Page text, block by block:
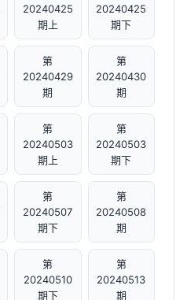
20240425
期上
20240425
期下
第
20240429
期
第
20240430
期
第
20240503
期上
第
20240503
期下
第
20240507
期下
第
20240508
期
第
20240510
期下
第
20240513
期